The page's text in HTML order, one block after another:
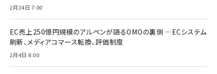
2月24日 7:00
EC売上250億円規模のアルペンが語るOMOの裏側 ―ECシステム
刷新、メディアコマース転換、評価制度
2月4日 8:00